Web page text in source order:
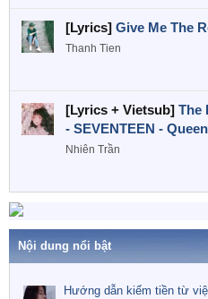
[Lyrics] Give Me The
Thanh Tien
[Lyrics + Vietsub] The
- SEVENTEEN -
Nhiên Trần
Nội dung nổi bật
Hướng dẫn kiếm tiền từ